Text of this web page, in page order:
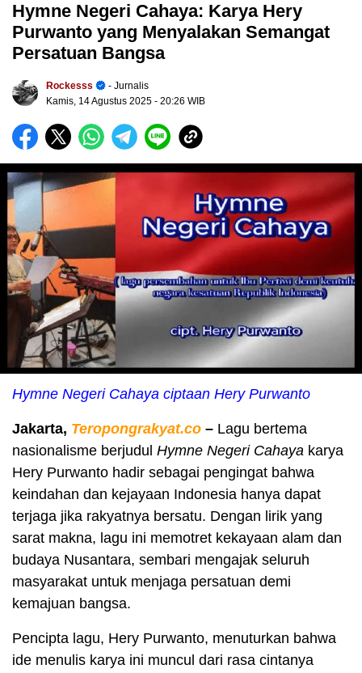
Hymne Negeri Cahaya: Karya Hery
Purwanto yang Menyalakan Semangat
Persatuan Bangsa
Rockesss
- Jurnalis
Kamis, 14 Agustus 2025 - 20:26 WIB
Hymne Negeri Cahaya ciptaan Hery Purwanto
Jakarta, Teropongrakyat.co – Lagu bertema
nasionalisme berjudul Hymne Negeri Cahaya karya
Hery Purwanto hadir sebagai pengingat bahwa
keindahan dan kejayaan Indonesia hanya dapat
terjaga jika rakyatnya bersatu. Dengan lirik yang
sarat makna, lagu ini memotret kekayaan alam dan
budaya Nusantara, sembari mengajak seluruh
masyarakat untuk menjaga persatuan demi
kemajuan bangsa.
Pencipta lagu, Hery Purwanto, menuturkan bahwa
ide menulis karya ini muncul dari rasa cintanya